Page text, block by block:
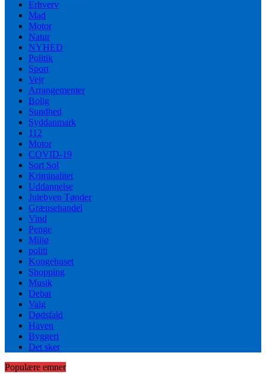
Erhverv
Mad
Motor
Natur
NYHED
Politik
Sport
Vejr
Arrangementer
Bolig
Sundhed
Syddanmark
112
Motor
COVID-19
Sort Sol
Kriminalitet
Uddannelse
Julebyen Tønder
Grænsehandel
Vind
Penge
Miljø
politi
Kongehuset
Shopping
Musik
Debat
Valg
Dødsfald
Haven
Byggeri
Det sker
Populære emner